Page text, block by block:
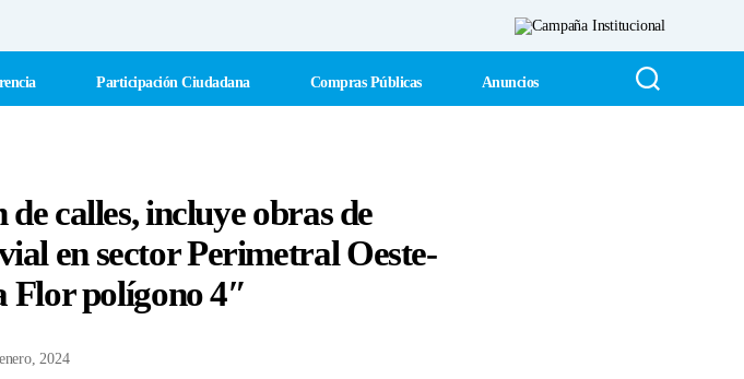
Participación Ciudadana Compras Públicas Anuncios
calles, incluye obras de
en sector Perimetral Oeste-
Flor polígono 4″
2024